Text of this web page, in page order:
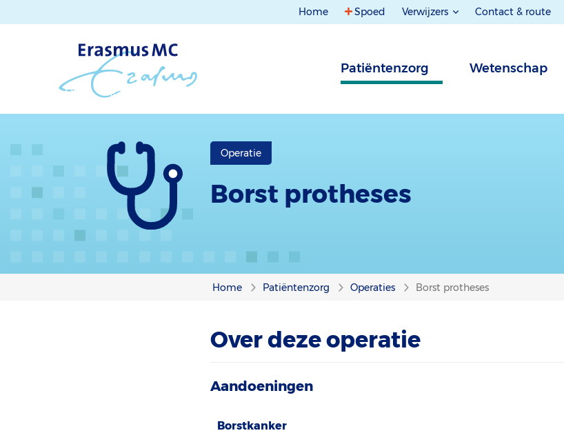
Home Spoed Verwijzers Contact & route
Patiëntenzorg Wetenschap
Operatie
Borst protheses
Home Patiëntenzorg Operaties Borst protheses
Over deze operatie
Aandoeningen
Borstkanker